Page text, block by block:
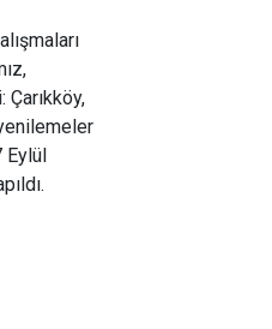
Çarıkköy,
Eylül